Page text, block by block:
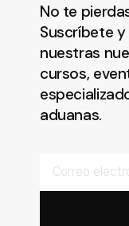
No te
Suscríbete
nuestras
cursos,
aduanas.